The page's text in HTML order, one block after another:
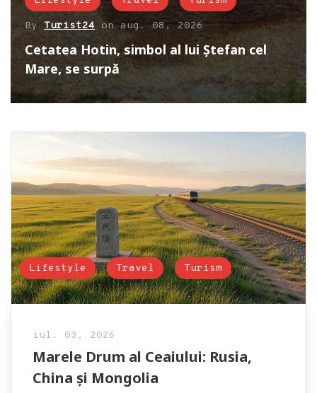
By Turist24 onaug. 08, 2026
Cetatea Hotin, simbol al lui Ștefan cel
Mare, se surpă
Lifestyle Travel Turism
iul. 03, 2026
Marele Drum al Ceaiului: Rusia,
China și Mongolia